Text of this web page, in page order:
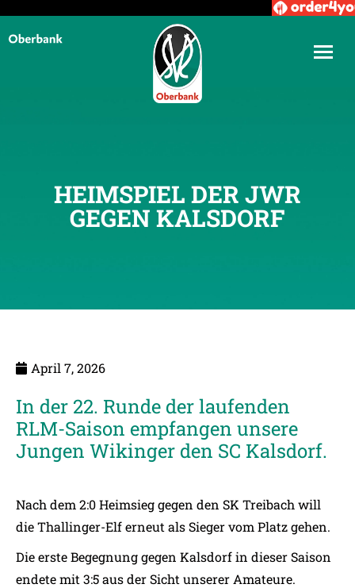
HEIMSPIEL DER JWR
GEGEN KALSDORF
April 7, 2026
In der 22. Runde der laufenden
RLM-Saison empfangen unsere
Jungen Wikinger den SC Kalsdorf.
Nach dem 2:0 Heimsieg gegen den SK Treibach will
die Thallinger-Elf erneut als Sieger vom Platz gehen.
Die erste Begegnung gegen Kalsdorf in dieser Saison
endete mit 3:5 aus der Sicht unserer Amateure.